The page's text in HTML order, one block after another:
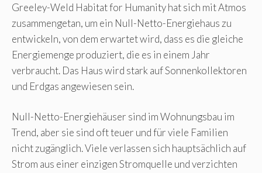
Greeley-Weld Habitat for Humanity hat sich mit Atmos
zusammengetan, um ein Null-Netto-Energiehaus zu
entwickeln, von dem erwartet wird, dass es die gleiche
Energiemenge produziert, die es in einem Jahr
verbraucht. Das Haus wird stark auf Sonnenkollektoren
und Erdgas angewiesen sein.
Null-Netto-Energiehäuser sind im Wohnungsbau im
Trend, aber sie sind oft teuer und für viele Familien
nicht zugänglich. Viele verlassen sich hauptsächlich auf
Strom aus einer einzigen Stromquelle und verzichten